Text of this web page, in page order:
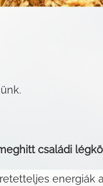
családi
energiák